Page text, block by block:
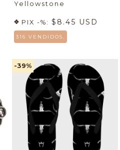
Yellowstone
PIX -%: $8.45 USD
316 VENDIDOS.
-39%